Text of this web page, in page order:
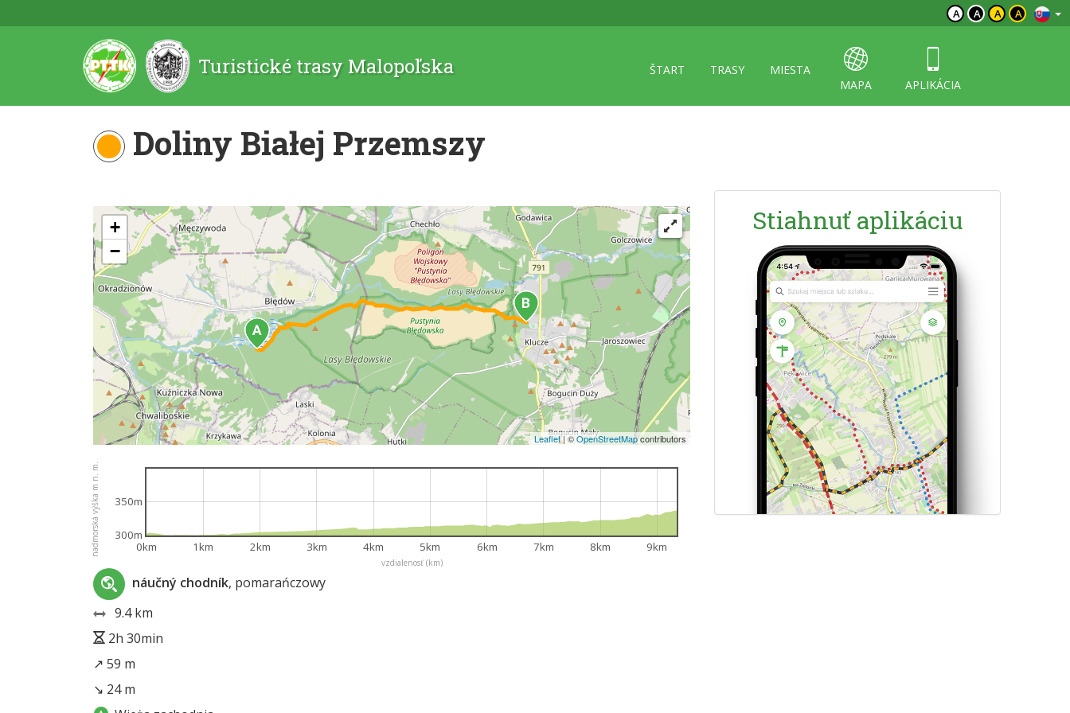
A A A A
Turistické trasy Malopoľska ŠTART TRASY
MIESTA
MAPA
APLIKÁCIA
Doliny Białej Przemszy
+
−
Leaflet |©OpenStreetMapcontributors
vzdialenosť (km)
nadmorská výška m n. m. 0km 1km 2km 3km 4km 5km 6km 7km 8km 9km
300m
350m
náučný chodník, pomarańczowy
9.4 km
2h 30min
↗ 59 m
↘ 24 m
Stiahnuť aplikáciu